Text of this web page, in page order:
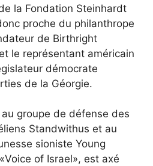
la Fondation Steinhardt
proche du philanthrope
de Birthright
le représentant américain
démocrate
de la Géorgie.
au groupe de défense des
Standwithus et au
sioniste Young
of Israel», est axé